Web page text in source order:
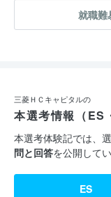
就職難
三菱ＨＣキャピタルの
本選考情報（ES
本選考体験記では、
問と回答を公開してい
ES